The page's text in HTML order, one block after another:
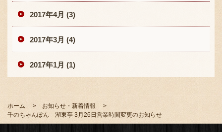
2017年4月 (3)
2017年3月 (4)
2017年1月 (1)
ホーム
お知らせ・新着情報
千のちゃんぽん 湖東亭 3月26日営業時間変更のお知らせ